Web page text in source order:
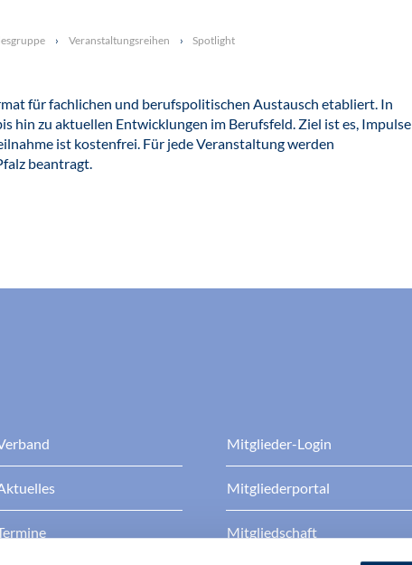
Veranstaltungsreihen Spotlight
für fachlichen und berufspolitischen Austausch etabliert. In
hin zu aktuellen Entwicklungen im Berufsfeld. Ziel ist es, Impulse
ist kostenfrei. Für jede Veranstaltung werden
beantragt.
Mitglieder-Login
Mitgliederportal
Mitgliedschaft